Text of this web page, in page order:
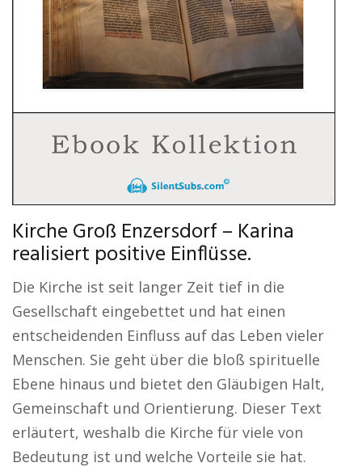
Kirche Groß Enzersdorf – Karina
realisiert positive Einflüsse.
Die Kirche ist seit langer Zeit tief in die
Gesellschaft eingebettet und hat einen
entscheidenden Einfluss auf das Leben vieler
Menschen. Sie geht über die bloß spirituelle
Ebene hinaus und bietet den Gläubigen Halt,
Gemeinschaft und Orientierung. Dieser Text
erläutert, weshalb die Kirche für viele von
Bedeutung ist und welche Vorteile sie hat.